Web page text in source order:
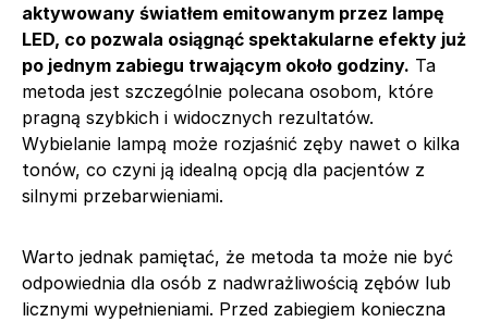
aktywowany światłem emitowanym przez lampę
LED, co pozwala osiągnąć spektakularne efekty już
po jednym zabiegu trwającym około godziny. Ta
metoda jest szczególnie polecana osobom, które
pragną szybkich i widocznych rezultatów.
Wybielanie lampą może rozjaśnić zęby nawet o kilka
tonów, co czyni ją idealną opcją dla pacjentów z
silnymi przebarwieniami.
Warto jednak pamiętać, że metoda ta może nie być
odpowiednia dla osób z nadwrażliwością zębów lub
licznymi wypełnieniami. Przed zabiegiem konieczna